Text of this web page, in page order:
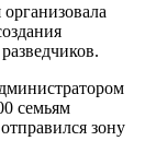
семьям
зону